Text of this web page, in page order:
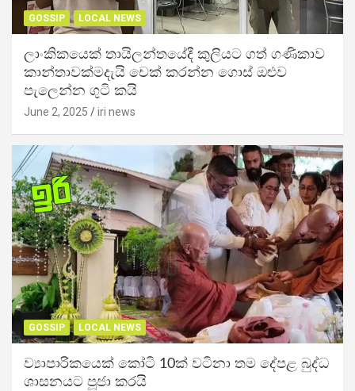
GOSSIP LOCAL NEWS
ලාංකිකයෙක් තායිලන්තයේදී කුලියට ගත් ගණිකාව
කාන්තාවක්මදැයි චෙක් කරන්න ගොස් ඔළුව
පැලෙන්න ගුටි කයි
June 2, 2025 iri news
GOSSIP LOCAL NEWS
ව්‍යාපාරිකයෙක් කෝටි 10ක් වටිනා තම දේපළ බුද්ධ
ශාසනයට පූජා කරයි